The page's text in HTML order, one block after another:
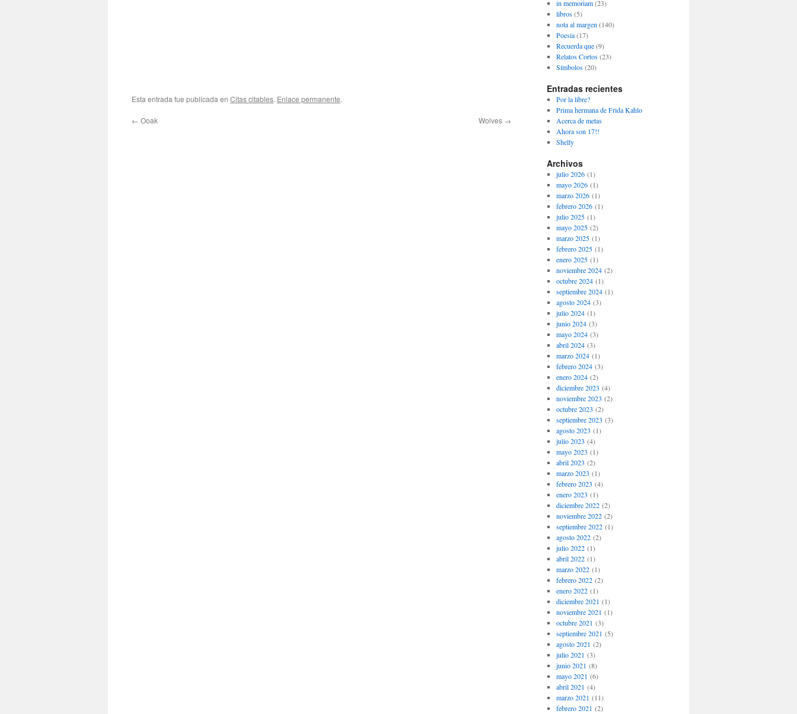
Esta entrada fue publicada en Citas citables. Enlace permanente.
← Ooak Wolves →
in memoriam(23)
libros(5)
nota al margen (140)
Poesia(17)
Recuerda que(9)
Relatos Cortos(23)
Símbolos(20)
Entradas recientes
Por la libre?
Prima hermana de Frida Kahlo
Acerca de metas
Ahora son 17!!
Shelly
Archivos
julio 2026(1)
mayo 2026(1)
marzo 2026(1)
febrero 2026(1)
julio 2025(1)
mayo 2025(2)
marzo 2025(1)
febrero 2025(1)
enero 2025(1)
noviembre 2024(2)
octubre 2024(1)
septiembre 2024(1)
agosto 2024(3)
julio 2024(1)
junio 2024(3)
mayo 2024(3)
abril 2024(3)
marzo 2024(1)
febrero 2024(3)
enero 2024(2)
diciembre 2023 (4)
noviembre 2023 (2)
octubre 2023 (2)
septiembre 2023 (3)
agosto 2023 (1)
julio 2023 (4)
mayo 2023 (1)
abril 2023 (2)
marzo 2023 (1)
febrero 2023 (4)
enero 2023 (1)
diciembre 2022(2)
noviembre 2022(2)
septiembre 2022(1)
agosto 2022(2)
julio 2022(1)
abril 2022(1)
marzo 2022(1)
febrero 2022(2)
enero 2022(1)
diciembre 2021 (1)
noviembre 2021 (1)
octubre 2021 (3)
septiembre 2021 (5)
agosto 2021 (2)
julio 2021 (3)
junio 2021 (8)
mayo 2021 (6)
abril 2021 (4)
marzo 2021 (11)
febrero 2021 (2)